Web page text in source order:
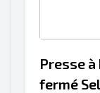
Presse
fermé